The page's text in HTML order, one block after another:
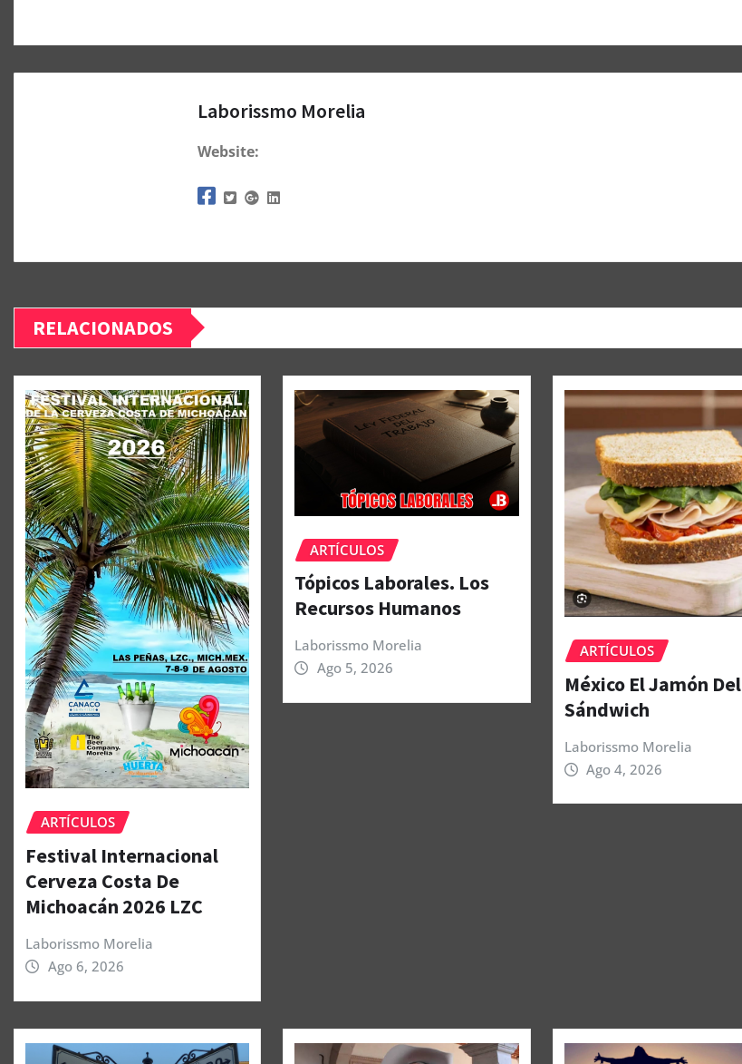
Laborissmo Morelia
Website:
RELACIONADOS
ARTÍCULOS
Festival Internacional
Cerveza Costa De
Michoacán 2026 LZC
Laborissmo Morelia
Ago 6, 2026
ARTÍCULOS
Tópicos Laborales. Los
Recursos Humanos
Laborissmo Morelia
Ago 5, 2026
ARTÍCULOS
México El Jamón Del
Sándwich
Laborissmo Morelia
Ago 4, 2026